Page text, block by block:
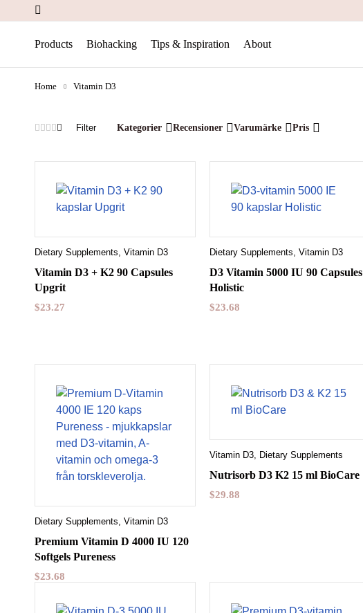
Products Biohacking Tips & Inspiration About
Home Vitamin D3
Filter Kategorier Recensioner Varumärke Pris
Dietary Supplements, Vitamin D3
Vitamin D3 + K2 90 Capsules
Upgrit
$23.27
Dietary Supplements, Vitamin D3
D3 Vitamin 5000 IU 90 Capsules
Holistic
$23.68
Dietary Supplements, Vitamin D3
Premium Vitamin D 4000 IU 120
Softgels Pureness
$23.68
Vitamin D3, Dietary Supplements
Nutrisorb D3 K2 15 ml BioCare
$29.88